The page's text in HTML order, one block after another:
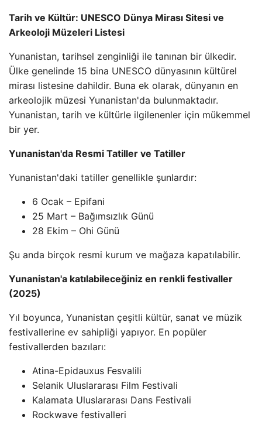
Tarih ve Kültür: UNESCO Dünya Mirası Sitesi ve
Arkeoloji Müzeleri Listesi
Yunanistan, tarihsel zenginliği ile tanınan bir ülkedir.
Ülke genelinde 15 bina UNESCO dünyasının kültürel
mirası listesine dahildir. Buna ek olarak, dünyanın en
arkeolojik müzesi Yunanistan'da bulunmaktadır.
Yunanistan, tarih ve kültürle ilgilenenler için mükemmel
bir yer.
Yunanistan'da Resmi Tatiller ve Tatiller
Yunanistan'daki tatiller genellikle şunlardır:
6 Ocak – Epifani
25 Mart – Bağımsızlık Günü
28 Ekim – Ohi Günü
Şu anda birçok resmi kurum ve mağaza kapatılabilir.
Yunanistan'a katılabileceğiniz en renkli festivaller
(2025)
Yıl boyunca, Yunanistan çeşitli kültür, sanat ve müzik
festivallerine ev sahipliği yapıyor. En popüler
festivallerden bazıları:
Atina-Epidauxus Fesvalili
Selanik Uluslararası Film Festivali
Kalamata Uluslararası Dans Festivali
Rockwave festivalleri